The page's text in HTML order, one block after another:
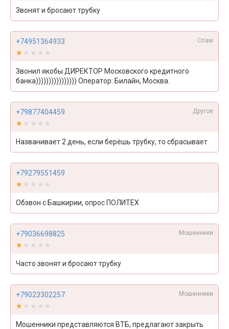
Звонят и бросают трубку
+74951364933 Спам
★★★★★
★★★★★
Звонил якобы ДИРЕКТОР Московского кредитного
банка)))))))))))))))) Оператор: Билайн, Москва.
+79877404459 Другое
★★★★★
★★★★★
Названивает 2 день, если берёшь трубку, то сбрасывает
+79279551459
★★★★★
★★★★★
Обзвон с Башкирии, опрос ПОЛИТЕХ
+79036698825 Мошенники
★★★★★
★★★★★
Часто звонят и бросают трубку
+79023302257 Мошенники
★★★★★
★★★★★
Мошенники представляются ВТБ, предлагают закрыть